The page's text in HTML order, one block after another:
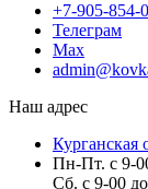
+7-905-854-
Телеграм
Max
Наш адрес
Курганская
Пн-Пт. с 9-
Сб. с 9-00